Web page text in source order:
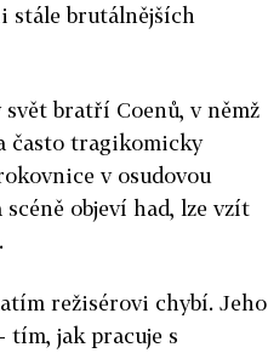
stále brutálnějších
bratří Coenů, v němž
často tragikomicky
v osudovou
objeví had, lze vzít
režisérovi chybí. Jeho
jak pracuje s